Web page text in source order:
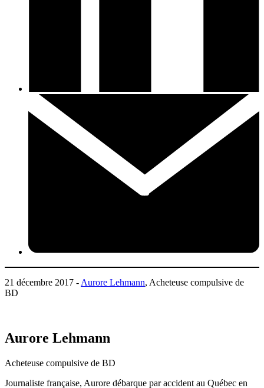
21 décembre 2017 - Aurore Lehmann, Acheteuse compulsive de
BD
Aurore Lehmann
Acheteuse compulsive de BD
Journaliste française, Aurore débarque par accident au Québec en